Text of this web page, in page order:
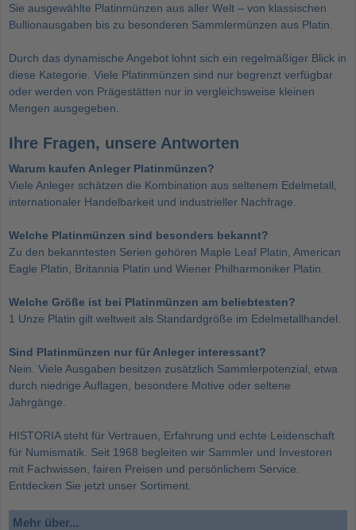
Sie ausgewählte Platinmünzen aus aller Welt – von klassischen
Bullionausgaben bis zu besonderen Sammlermünzen aus Platin.
Durch das dynamische Angebot lohnt sich ein regelmäßiger Blick in
diese Kategorie. Viele Platinmünzen sind nur begrenzt verfügbar
oder werden von Prägestätten nur in vergleichsweise kleinen
Mengen ausgegeben.
Ihre Fragen, unsere Antworten
Warum kaufen Anleger Platinmünzen?
Viele Anleger schätzen die Kombination aus seltenem Edelmetall,
internationaler Handelbarkeit und industrieller Nachfrage.
Welche Platinmünzen sind besonders bekannt?
Zu den bekanntesten Serien gehören Maple Leaf Platin, American
Eagle Platin, Britannia Platin und Wiener Philharmoniker Platin.
Welche Größe ist bei Platinmünzen am beliebtesten?
1 Unze Platin gilt weltweit als Standardgröße im Edelmetallhandel.
Sind Platinmünzen nur für Anleger interessant?
Nein. Viele Ausgaben besitzen zusätzlich Sammlerpotenzial, etwa
durch niedrige Auflagen, besondere Motive oder seltene
Jahrgänge.
HISTORIA steht für Vertrauen, Erfahrung und echte Leidenschaft
für Numismatik. Seit 1968 begleiten wir Sammler und Investoren
mit Fachwissen, fairen Preisen und persönlichem Service.
Entdecken Sie jetzt unser Sortiment.
Mehr über...